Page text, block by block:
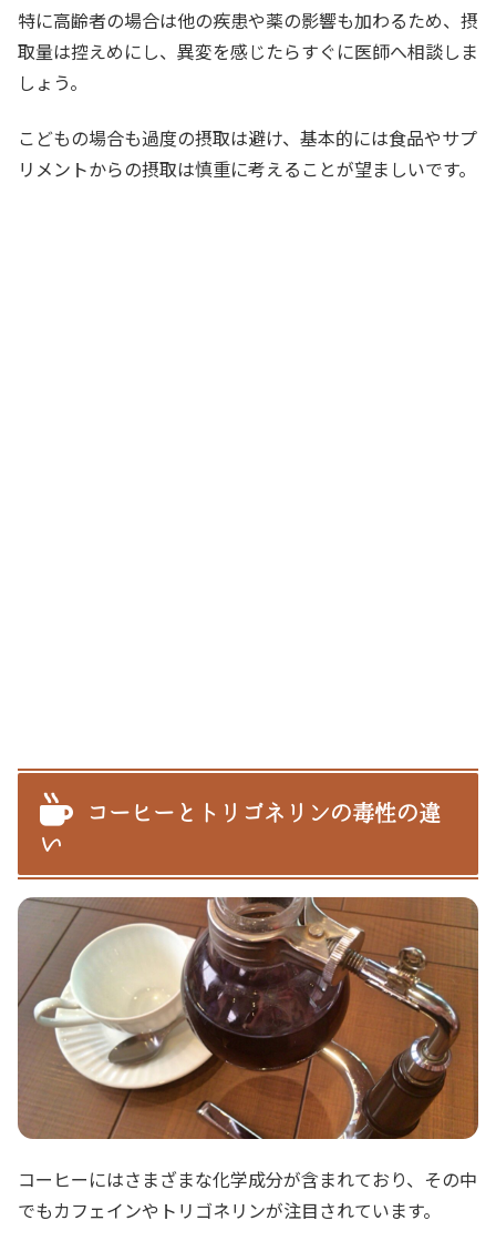
特に高齢者の場合は他の疾患や薬の影響も加わるため、摂
取量は控えめにし、異変を感じたらすぐに医師へ相談しま
しょう。
こどもの場合も過度の摂取は避け、基本的には食品やサプ
リメントからの摂取は慎重に考えることが望ましいです。
コーヒーとトリゴネリンの毒性の違
い
コーヒーにはさまざまな化学成分が含まれており、その中
でもカフェインやトリゴネリンが注目されています。